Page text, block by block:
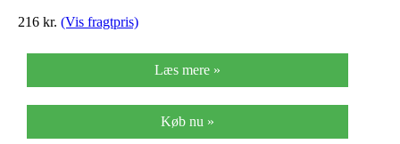
216 kr. (Vis fragtpris)
Læs mere »
Køb nu »